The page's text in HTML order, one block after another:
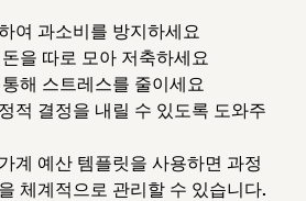
여 과소비를 방지하세요
을 따로 모아 저축하세요
해 스트레스를 줄이세요
적 결정을 내릴 수 있도록 도와주
계 예산 템플릿을 사용하면 과정
체계적으로 관리할 수 있습니다.